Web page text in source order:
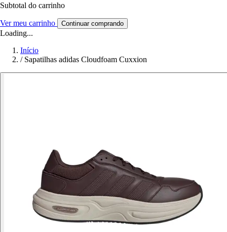
Subtotal do carrinho
Ver meu carrinho Continuar comprando
Loading...
Início
/ Sapatilhas adidas Cloudfoam Cuxxion